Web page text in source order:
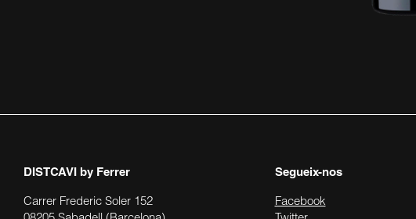
DISTCAVI by Ferrer
Carrer Frederic Soler 152
Segueix-nos
Facebook